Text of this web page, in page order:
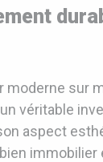
moderne sur
véritable
aspect
immobilier